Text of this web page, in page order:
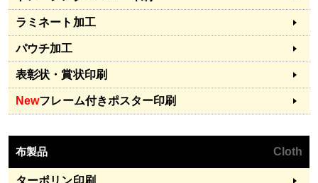
ラミネート加工
パウチ加工
表彰状・賞状印刷
Newフレーム付きポスター印刷
布製品 Cloth
ターポリン印刷